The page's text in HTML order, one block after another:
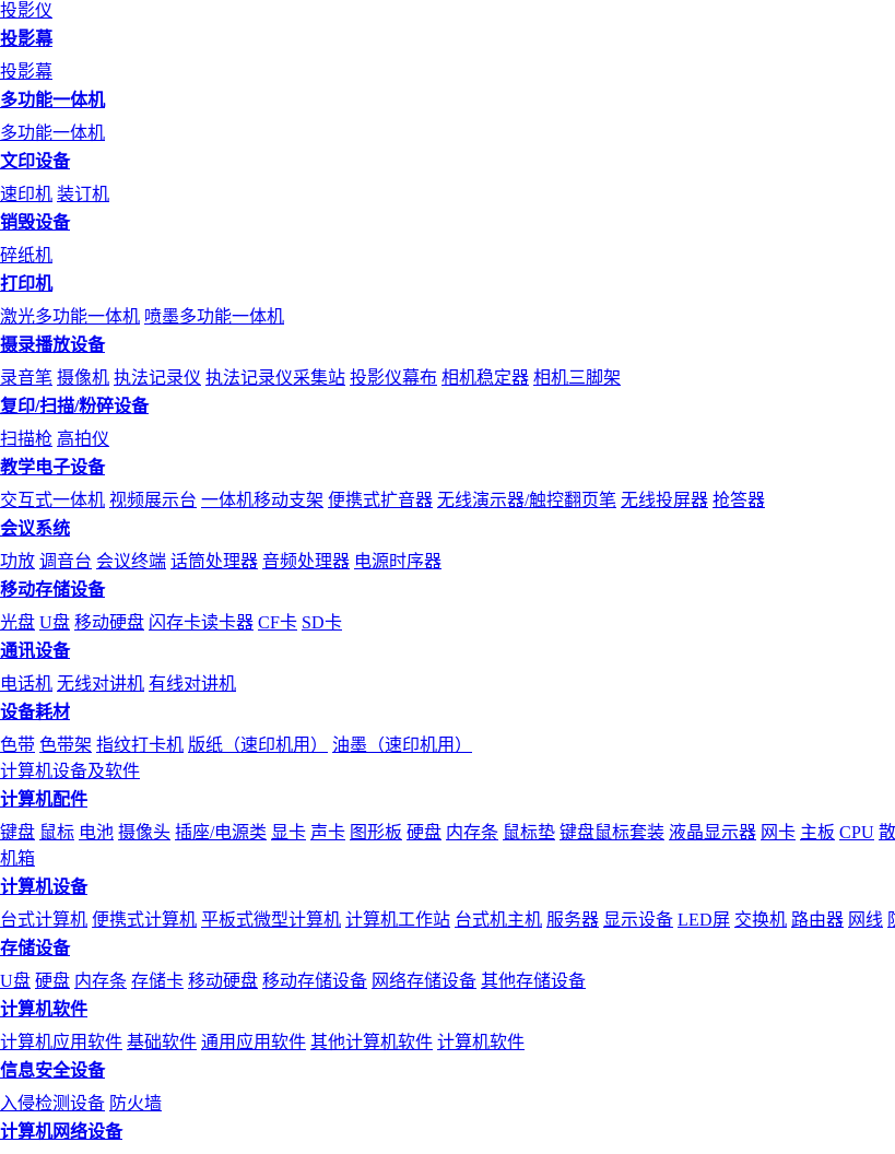
投影仪
投影幕
投影幕
多功能一体机
多功能一体机
文印设备
速印机 装订机
销毁设备
碎纸机
打印机
激光多功能一体机 喷墨多功能一体机
摄录播放设备
录音笔 摄像机 执法记录仪 执法记录仪采集站 投影仪幕布 相机稳定器 相机三脚架
复印/扫描/粉碎设备
扫描枪 高拍仪
教学电子设备
交互式一体机 视频展示台 一体机移动支架 便携式扩音器 无线演示器/触控翻页笔 无线投屏器 抢答器
会议系统
功放 调音台 会议终端 话筒处理器 音频处理器 电源时序器
移动存储设备
光盘 U盘 移动硬盘 闪存卡读卡器 CF卡 SD卡
通讯设备
电话机 无线对讲机 有线对讲机
设备耗材
色带 色带架 指纹打卡机 版纸（速印机用）
油墨（速印机用）
计算机设备及软件
计算机配件
键盘 鼠标 电池 摄像头 插座/电源类 显卡 声卡 图形板 硬盘 内存条 鼠标垫 键盘鼠标套装 液晶显示器 网卡 主板 CPU
机箱
计算机设备
台式计算机 便携式计算机 平板式微型计算机 计算机工作站 台式机主机 服务器 显示设备 LED屏 交换机 路由器 网线
存储设备
U盘 硬盘 内存条 存储卡 移动硬盘 移动存储设备 网络存储设备 其他存储设备
计算机软件
计算机应用软件 基础软件 通用应用软件 其他计算机软件 计算机软件
信息安全设备
入侵检测设备 防火墙
计算机网络设备